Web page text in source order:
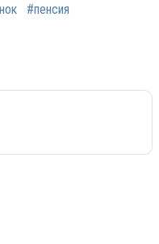
#пенсия